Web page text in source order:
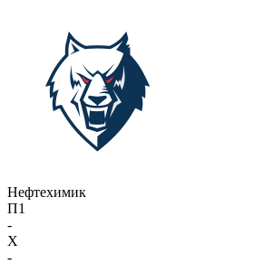
Нефтехимик
П1
-
X
-